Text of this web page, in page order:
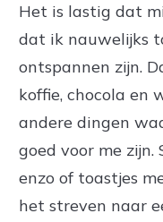
Het is lastig dat
dat ik nauwelijks
ontspannen zijn.
koffie, chocola en
andere dingen
goed voor me
enzo of toastjes
het streven naar